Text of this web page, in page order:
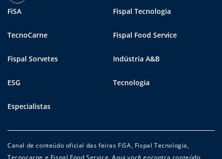
FiSA Fispal Tecnologia
TecnoCarne Fispal Food Service
Fispal Sorvetes Indústria A&B
ESG Tecnologia
Especialistas
Canal de conteúdo oficial das feiras FiSA, Fispal Tecnologia,